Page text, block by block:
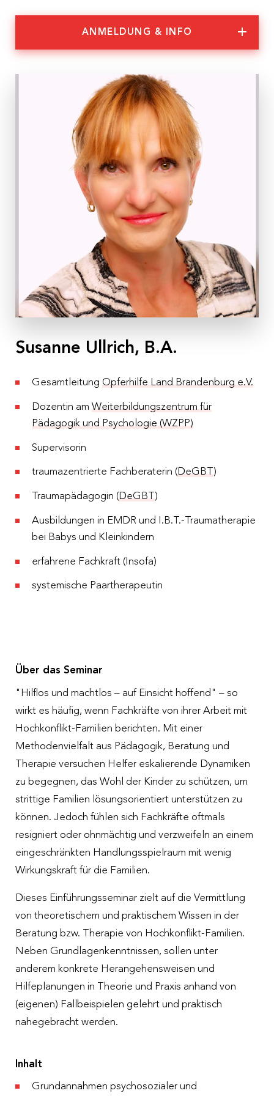
Nachhaltigkeit
ANMELDUNG & INFO
Anmeldung & Informationen
Veranstaltungs-ID
4 Module zu jeweils 2 Stunden
Mi, 31.05.2023
Mi, 07.06.2023
Mi, 14.06.2023
Ort
€ 170,– p. P. inkl. 10 % MwSt.
10.05.2023
Susanne Ullrich, B.A.
Gesamtleitung Opferhilfe Land Brandenburg e.V.
Dozentin am Weiterbildungszentrum für
Pädagogik und Psychologie (WZPP)
Supervisorin
traumazentrierte Fachberaterin (DeGBT )
Traumapädagogin (DeGBT )
Ausbildungen in EMDR und I.B.T.-Traumatherapie
bei Babys und Kleinkindern
erfahrene Fachkraft (Insofa)
systemische Paartherapeutin
Über das Seminar
"Hilflos und machtlos – auf Einsicht hoffend" – so
wirkt es häufig, wenn Fachkräfte von ihrer Arbeit mit
Hochkonflikt-Familien berichten. Mit einer
Methodenvielfalt aus Pädagogik, Beratung und
Therapie versuchen Helfer eskalierende Dynamiken
zu begegnen, das Wohl der Kinder zu schützen, um
strittige Familien lösungsorientiert unterstützen zu
können. Jedoch fühlen sich Fachkräfte oftmals
resigniert oder ohnmächtig und verzweifeln an einem
eingeschränkten Handlungsspielraum mit wenig
Wirkungskraft für die Familien.
Dieses Einführungsseminar zielt auf die Vermittlung
von theoretischem und praktischem Wissen in der
Beratung bzw. Therapie von Hochkonflikt-Familien.
Neben Grundlagenkenntnissen, sollen unter
anderem konkrete Herangehensweisen und
Hilfeplanungen in Theorie und Praxis anhand von
(eigenen) Fallbeispielen gelehrt und praktisch
nahegebracht werden.
Inhalt
Grundannahmen psychosozialer und